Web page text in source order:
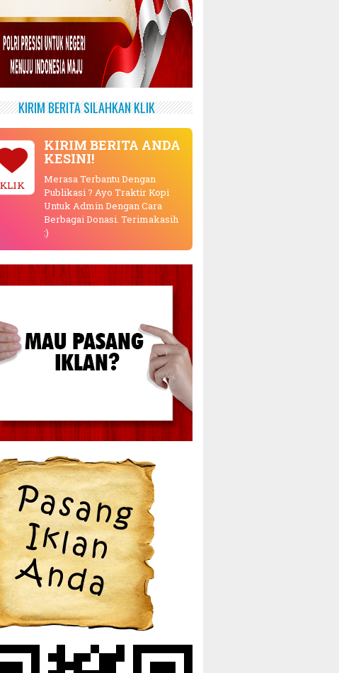
KIRIM BERITA SILAHKAN KLIK
KLIK
KIRIM BERITA ANDA
KESINI!
Merasa Terbantu Dengan
Publikasi ? Ayo Traktir Kopi
Untuk Admin Dengan Cara
Berbagai Donasi. Terimakasih
:)